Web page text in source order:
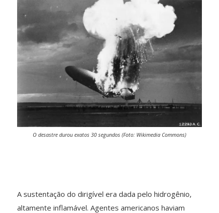
O desastre durou exatos 30 segundos (Foto: Wikimedia Commons)
A sustentação do dirigível era dada pelo hidrogênio,
altamente inflamável. Agentes americanos haviam